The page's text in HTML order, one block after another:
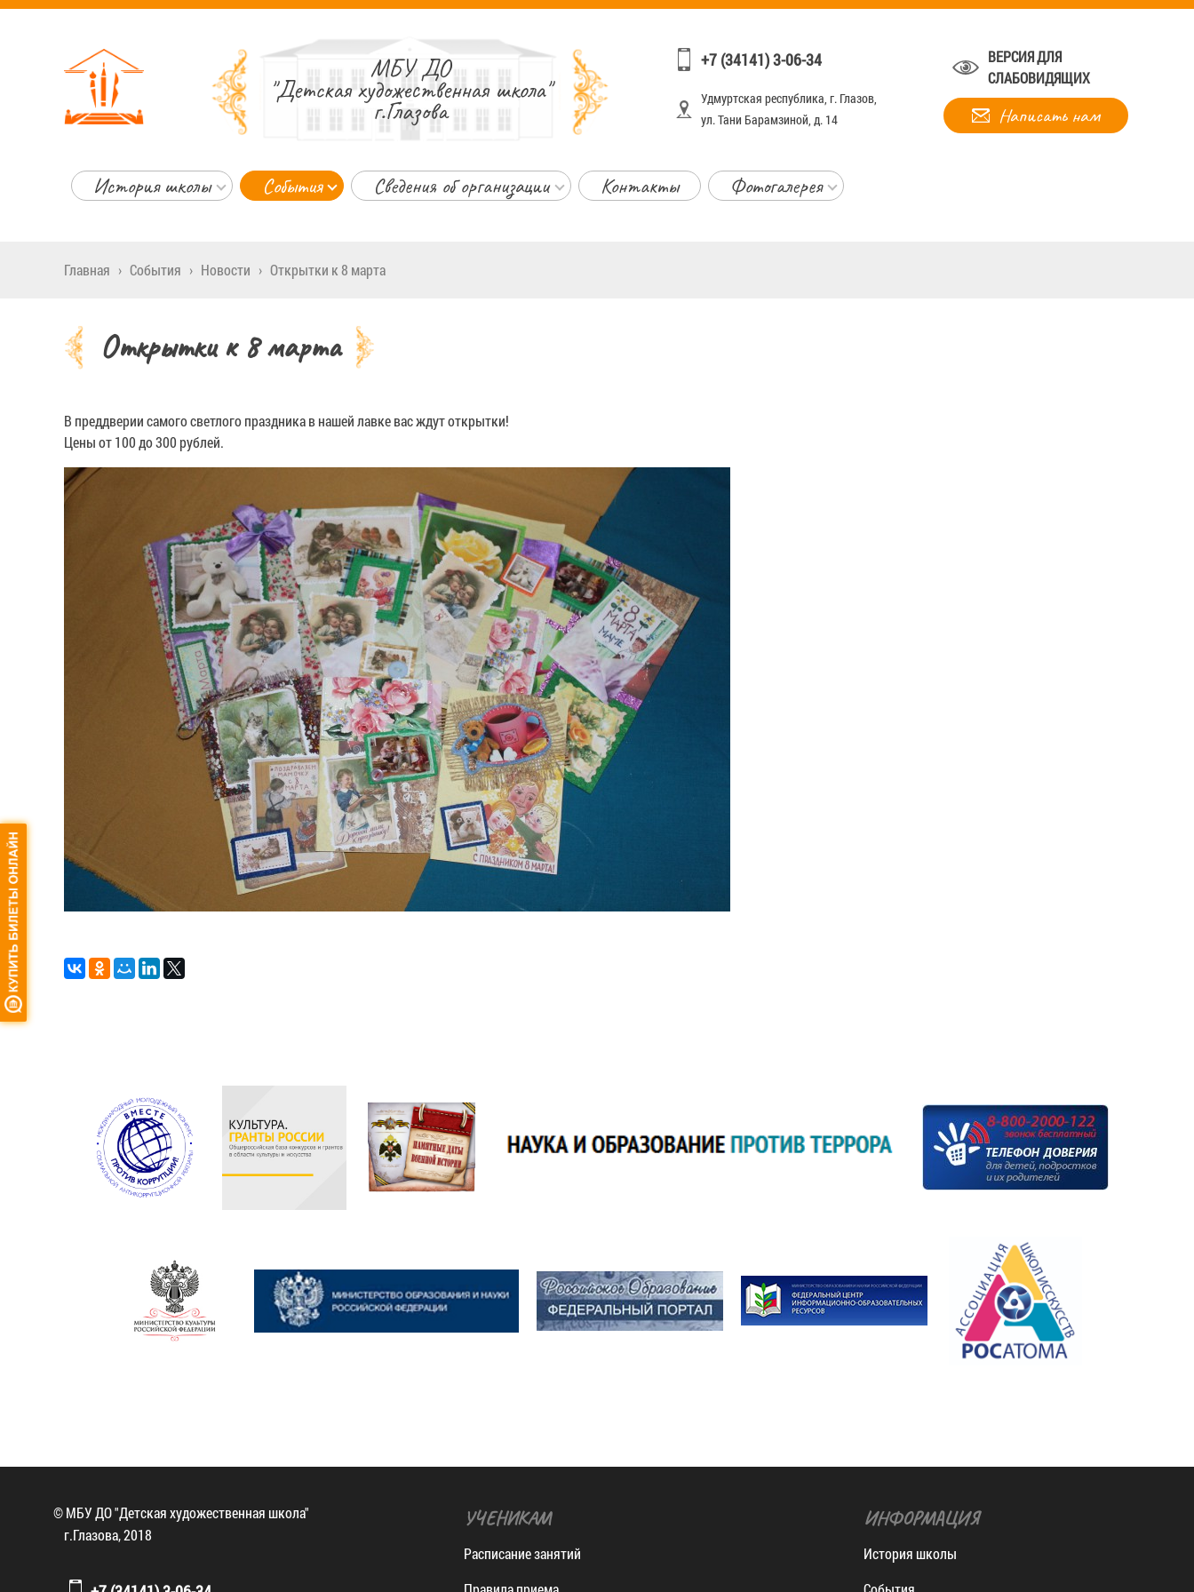
МБУ ДО
"Детская художественная школа"
г.Глазова
+7 (34141) 3-06-34
Удмуртская республика, г. Глазов,
ул. Тани Барамзиной, д. 14
ВЕРСИЯ ДЛЯ
СЛАБОВИДЯЩИХ
Написать нам
История школы События Сведения об организации Контакты Фотогалерея
Главная › События › Новости › Открытки к 8 марта
Открытки к 8 марта
В преддверии самого светлого праздника в нашей лавке вас ждут открытки!
Цены от 100 до 300 рублей.
© МБУ ДО "Детская художественная школа"
г.Глазова, 2018
УЧЕНИКАМ
Расписание занятий
ИНФОРМАЦИЯ
История школы